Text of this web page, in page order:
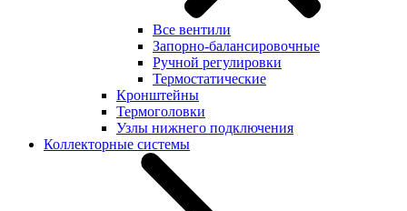
Все вентили
Запорно-балансировочные
Ручной регулировки
Термостатические
Кронштейны
Термоголовки
Узлы нижнего подключения
Коллекторные системы